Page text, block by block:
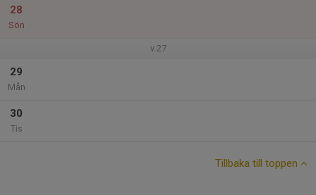
28
Sön
v.27
29
Mån
30
Tis
Tillbaka till toppen